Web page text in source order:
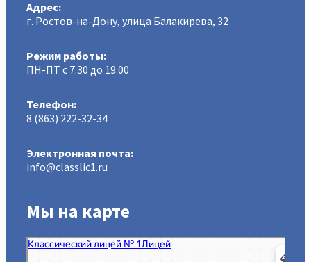
Адрес:
г. Ростов-на-Дону, улица Балакирева, 32
Режим работы:
ПН-ПТ с 7.30 до 19.00
Телефон:
8 (863) 222-32-34
Электронная почта:
info@classlic1.ru
Мы на карте
МАОУ Классический лицей № 1
Лицей в Ростове‑на‑Дону